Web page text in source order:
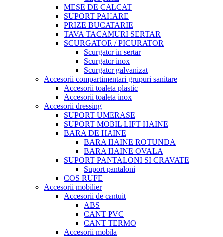
MESE DE CALCAT
SUPORT PAHARE
PRIZE BUCATARIE
TAVA TACAMURI SERTAR
SCURGATOR / PICURATOR
Scurgator in sertar
Scurgator inox
Scurgator galvanizat
Accesorii compartimentari grupuri sanitare
Accesorii toaleta plastic
Accesorii toaleta inox
Accesorii dressing
SUPORT UMERASE
SUPORT MOBIL LIFT HAINE
BARA DE HAINE
BARA HAINE ROTUNDA
BARA HAINE OVALA
SUPORT PANTALONI SI CRAVATE
Suport pantaloni
COS RUFE
Accesorii mobilier
Accesorii de cantuit
ABS
CANT PVC
CANT TERMO
Accesorii mobila